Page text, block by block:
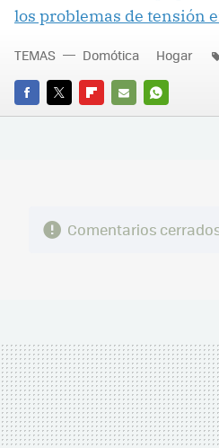
los problemas de tensión
FACEBOOK
TWITTERFLIPBOARD
E-
WHATSAPP
TEMAS Domótica Hogar
Comentarios